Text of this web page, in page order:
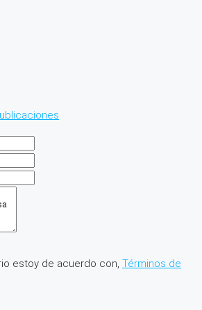
estoy de acuerdo con, Términos de